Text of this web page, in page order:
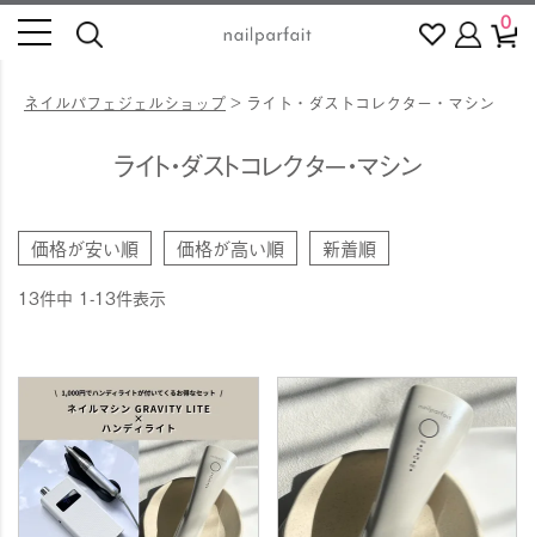
0
ネイルパフェジェルショップ ライト・ダストコレクター・マシン
ライト・ダストコレクター・マシン
価格が安い順 価格が高い順 新着順
13件中 1-13件表示